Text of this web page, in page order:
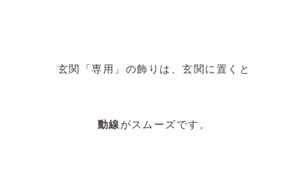
玄関「専用」の飾りは、玄関に置くと
動線がスムーズです。